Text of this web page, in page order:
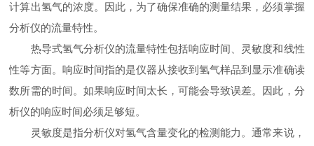
计算出氢气的浓度。因此，为了确保准确的测量结果，必须掌握
分析仪的流量特性。
热导式氢气分析仪的流量特性包括响应时间、灵敏度和线性
性等方面。响应时间指的是仪器从接收到氢气样品到显示准确读
数所需的时间。如果响应时间太长，可能会导致误差。因此，分
析仪的响应时间必须足够短。
灵敏度是指分析仪对氢气含量变化的检测能力。通常来说，